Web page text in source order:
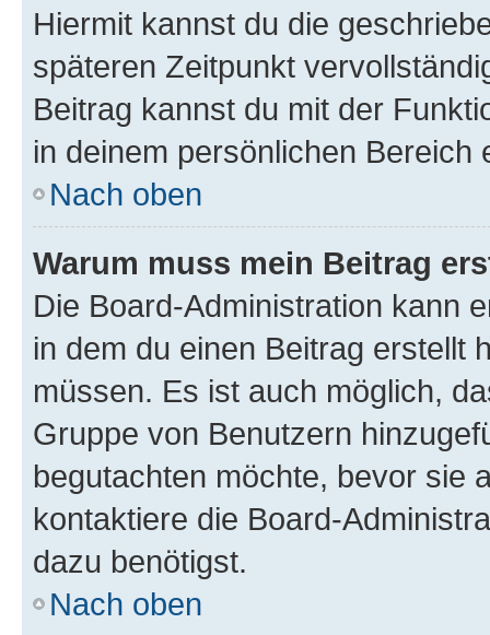
Hiermit kannst du die
späteren Zeitpunkt
Beitrag kannst du mit der
in deinem persönlichen Bereich
Nach oben
Warum muss mein Beitrag
Die Board-Administration kann
in dem du einen Beitrag erstellt
müssen. Es ist auch möglich,
Gruppe von Benutzern
begutachten möchte, bevor sie
kontaktiere die Board-
dazu benötigst.
Nach oben